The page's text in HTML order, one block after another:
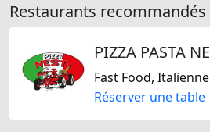
Restaurants recommandés
Fast Food, Italienne
Réserver une table